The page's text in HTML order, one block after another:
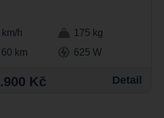
km/h
175 kg
km
625 W
Kč Detail